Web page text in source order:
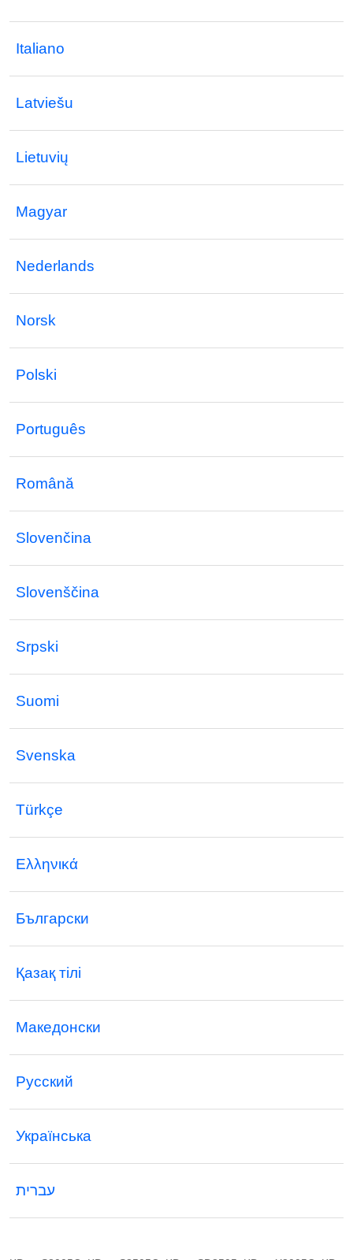
Italiano
Latviešu
Lietuvių
Magyar
Nederlands
Norsk
Polski
Português
Română
Slovenčina
Slovenščina
Srpski
Suomi
Svenska
Türkçe
Ελληνικά
Български
Қазақ тілі
Македонски
Русский
Українська
עברית